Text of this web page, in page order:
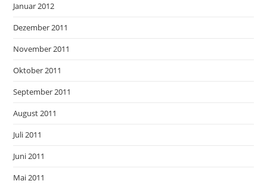
Januar 2012
Dezember 2011
November 2011
Oktober 2011
September 2011
August 2011
Juli 2011
Juni 2011
Mai 2011